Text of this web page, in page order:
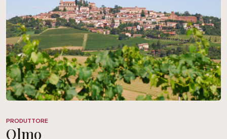
PRODUTTORE
Olmo